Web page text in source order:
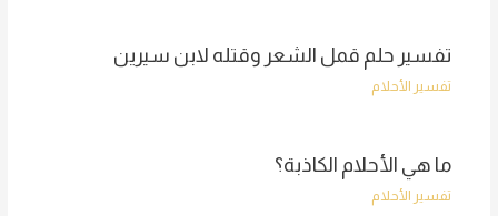
تفسير حلم قمل الشعر وقتله لابن سيرين
تفسير الأحلام
ما هي الأحلام الكاذبة؟
تفسير الأحلام